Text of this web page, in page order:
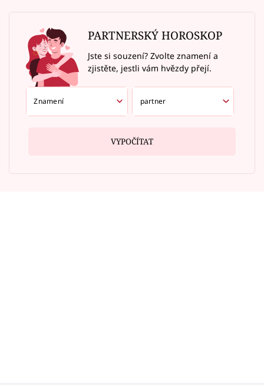
PARTNERSKÝ HOROSKOP
Jste si souzení? Zvolte znamení a
zjistěte, jestli vám hvězdy přejí.
VYPOČÍTAT